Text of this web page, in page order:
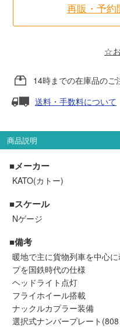
TTC
セール商品
走行エリア別 鉄道模型車
中部
中国・四国
お役立ち情報
再販・予約
☆
14時までの在庫品のご
送料・手数料について
商品説明
■メーカー
KATO(カトー)
■スケール
Nゲージ
■備考
暖地で主に貨物列車を中心
プを国鉄時代の仕様
ヘッドライト点灯
フライホイール搭載
ナックルカプラー装備
選択式ナンバープレート